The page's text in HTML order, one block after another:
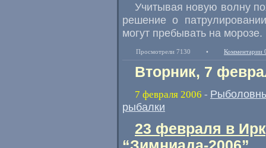
Учитывая новую волну
решение о
могут пребывать на
Просмотрели 7130 • Комментарии
Вторник, 7
7 февраля 2006 -
рыбалки
23 февраля в